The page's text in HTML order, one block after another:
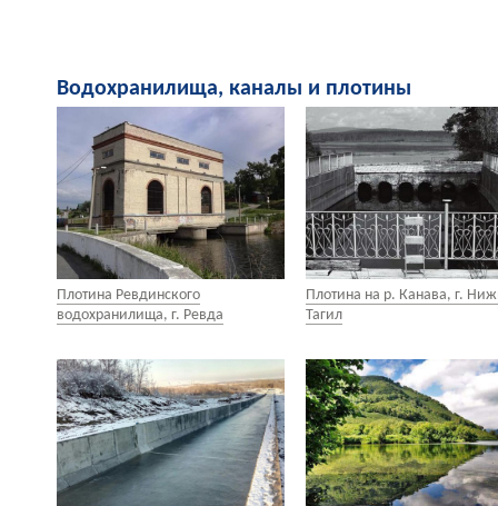
Водохранилища, каналы и плотины
Плотина Ревдинского
водохранилища, г. Ревда
Плотина на р. Канава, г.
Тагил